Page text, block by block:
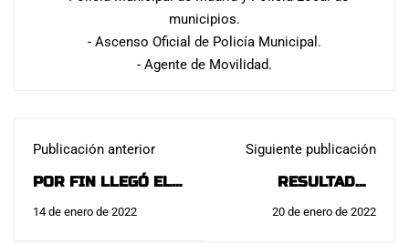
municipios.
- Ascenso Oficial de Policía Municipal.
- Agente de Movilidad.
Publicación anterior
POR FIN LLEGÓ EL
DÍA - 5 DE FEBRERO
14 de enero de 2022
Siguiente publicación
RESULTADOS
OBTENIDOS
20 de enero de 2022